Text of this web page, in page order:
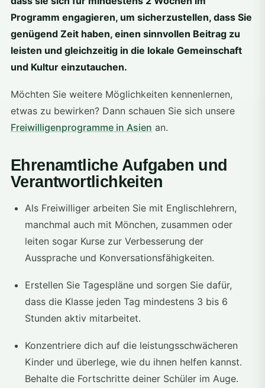
Programm engagieren, um sicherzustellen, dass Sie
genügend Zeit haben, einen sinnvollen Beitrag zu
leisten und gleichzeitig in die lokale Gemeinschaft
und Kultur einzutauchen.
Möchten Sie weitere Möglichkeiten kennenlernen,
etwas zu bewirken? Dann schauen Sie sich unsere
Freiwilligenprogramme in Asien an.
Ehrenamtliche Aufgaben und
Verantwortlichkeiten
Als Freiwilliger arbeiten Sie mit Englischlehrern,
manchmal auch mit Mönchen, zusammen oder
leiten sogar Kurse zur Verbesserung der
Aussprache und Konversationsfähigkeiten.
Erstellen Sie Tagespläne und sorgen Sie dafür,
dass die Klasse jeden Tag mindestens 3 bis 6
Stunden aktiv mitarbeitet.
Konzentriere dich auf die leistungsschwächeren
Kinder und überlege, wie du ihnen helfen kannst.
Behalte die Fortschritte deiner Schüler im Auge.